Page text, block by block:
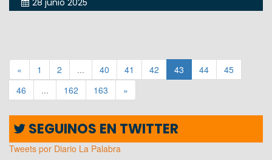
« 1 2 ... 40 41 42 43 44
45
46
... 162 163 »
SEGUINOS EN TWITTER
Tweets por Diario La Palabra